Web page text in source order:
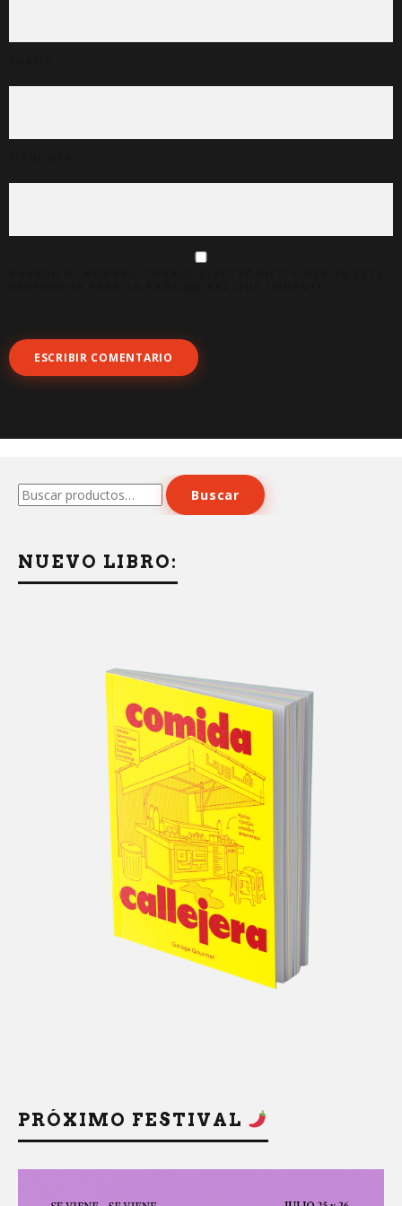
Buscar
por:
Buscar
NUEVO LIBRO:
PRÓXIMO FESTIVAL